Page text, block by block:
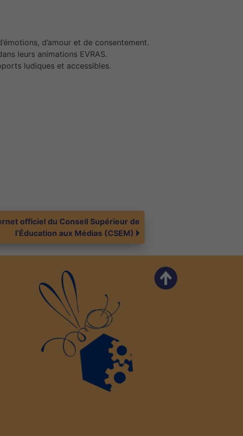
d’amour et de consentement.
leurs animations EVRAS.
ludiques et accessibles.
officiel du Conseil Supérieur de
l’Éducation aux Médias (CSEM)